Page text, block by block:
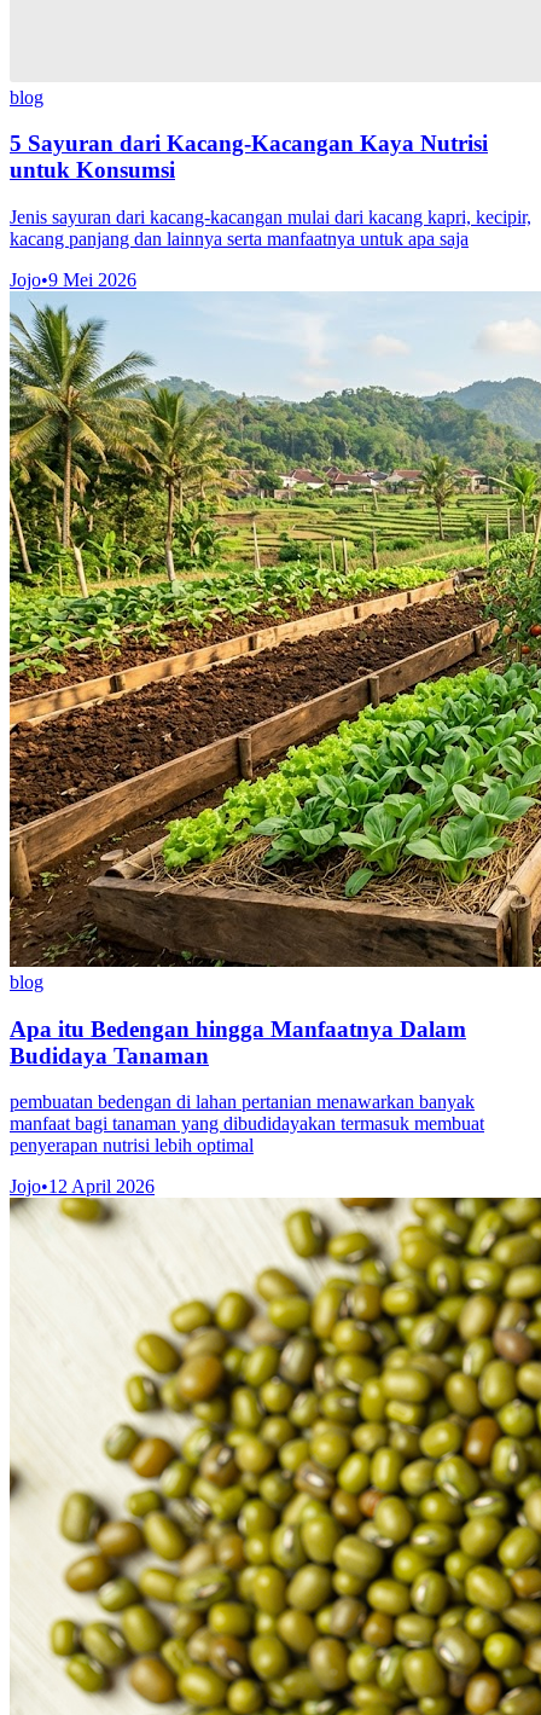
blog
5 Sayuran dari Kacang-Kacangan Kaya Nutrisi
untuk Konsumsi
Jenis sayuran dari kacang-kacangan mulai dari kacang kapri, kecipir,
kacang panjang dan lainnya serta manfaatnya untuk apa saja
Jojo•9 Mei 2026
blog
Apa itu Bedengan hingga Manfaatnya Dalam
Budidaya Tanaman
pembuatan bedengan di lahan pertanian menawarkan banyak
manfaat bagi tanaman yang dibudidayakan termasuk membuat
penyerapan nutrisi lebih optimal
Jojo•12 April 2026